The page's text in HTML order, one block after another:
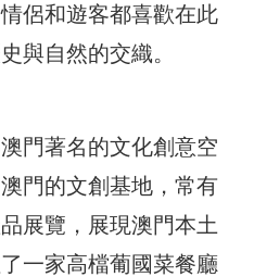
侶和遊客都喜歡在此
與自然的交織。
門著名的文化創意空
門的文創基地，常有
展覽，展現澳門本土
一家高檔葡國菜餐廳